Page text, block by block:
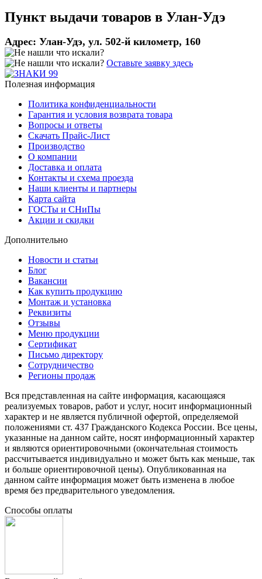
Пункт выдачи товаров в Улан-Удэ
Адрес: Улан-Удэ, ул. 502-й километр, 160
Оставьте заявку здесь
Полезная информация
Политика конфиденциальности
Гарантия и условия возврата товара
Вопросы и ответы
Скачать Прайс-Лист
Производство
О компании
Доставка и оплата
Контакты и схема проезда
Наши клиенты и партнеры
Карта сайта
ГОСТы и СНиПы
Акции и скидки
Дополнительно
Новости и статьи
Блог
Вакансии
Как купить продукцию
Монтаж и установка
Реквизиты
Отзывы
Меню продукции
Сертификат
Письмо директору
Сотрудничество
Регионы продаж
Вся представленная на сайте информация, касающаяся
реализуемых товаров, работ и услуг, носит информационный
характер и не является публичной офертой, определяемой
положениями ст. 437 Гражданского Кодекса России. Все цены,
указанные на данном сайте, носят информационный характер
и являются ориентировочными (окончательная стоимость
рассчитывается индивидуально и может быть как меньше, так
и больше ориентировочной цены). Опубликованная на
данном сайте информация может быть изменена в любое
время без предварительного уведомления.
Способы оплаты